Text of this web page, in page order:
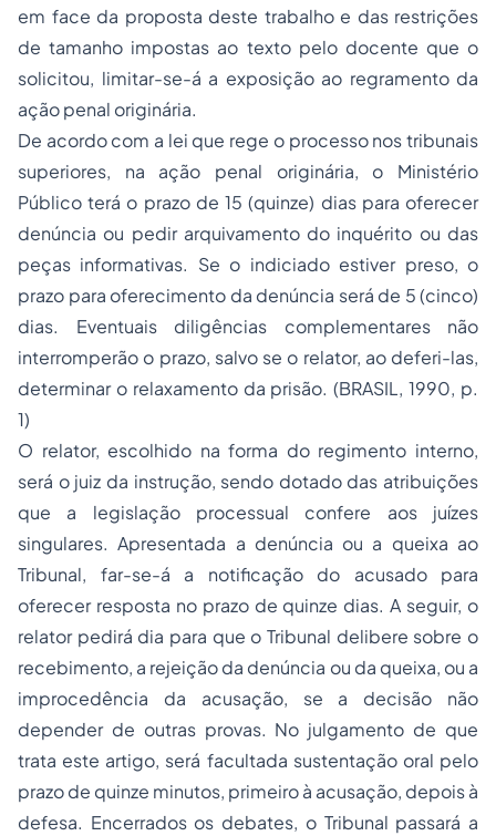
em face da proposta deste trabalho e das restrições
de tamanho impostas ao texto pelo docente que o
solicitou, limitar-se-á a exposição ao regramento da
ação penal originária.
De acordo com a lei que rege o processo nos tribunais
superiores, na ação penal originária, o Ministério
Público terá o prazo de 15 (quinze) dias para oferecer
denúncia ou pedir arquivamento do inquérito ou das
peças informativas. Se o indiciado estiver preso, o
prazo para oferecimento da denúncia será de 5 (cinco)
dias. Eventuais diligências complementares não
interromperão o prazo, salvo se o relator, ao deferi-las,
determinar o relaxamento da prisão. (BRASIL, 1990, p.
1)
O relator, escolhido na forma do regimento interno,
será o juiz da instrução, sendo dotado das atribuições
que a legislação processual confere aos juízes
singulares. Apresentada a denúncia ou a queixa ao
Tribunal, far-se-á a notificação do acusado para
oferecer resposta no prazo de quinze dias. A seguir, o
relator pedirá dia para que o Tribunal delibere sobre o
recebimento, a rejeição da denúncia ou da queixa, ou a
improcedência da acusação, se a decisão não
depender de outras provas. No julgamento de que
trata este artigo, será facultada sustentação oral pelo
prazo de quinze minutos, primeiro à acusação, depois à
defesa. Encerrados os debates, o Tribunal passará a